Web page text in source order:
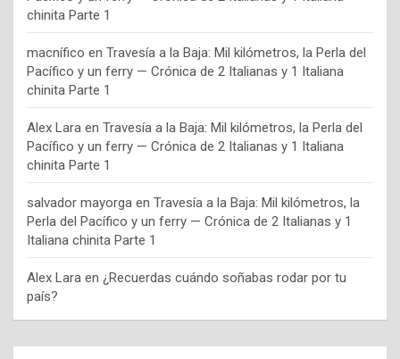
chinita Parte 1
macnífico en Travesía a la Baja: Mil kilómetros, la Perla del
Pacífico y un ferry — Crónica de 2 Italianas y 1 Italiana
chinita Parte 1
Alex Lara en Travesía a la Baja: Mil kilómetros, la Perla del
Pacífico y un ferry — Crónica de 2 Italianas y 1 Italiana
chinita Parte 1
salvador mayorga en Travesía a la Baja: Mil kilómetros, la
Perla del Pacífico y un ferry — Crónica de 2 Italianas y 1
Italiana chinita Parte 1
Alex Lara en ¿Recuerdas cuándo soñabas rodar por tu
país?